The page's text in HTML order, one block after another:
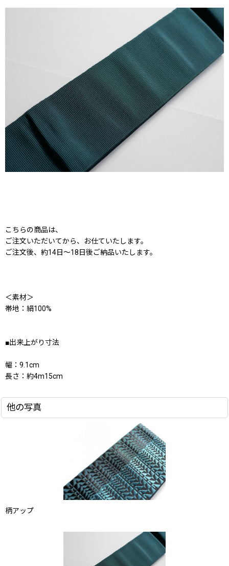
こちらの商品は、
ご注文いただいてから、お仕ていたします。
ご注文後、約14日〜18日後ご納品いたします。
＜素材＞
帯地：絹100%
■出来上がり寸法
幅：9.1cm
長さ：約4m15cm
他の写真
柄アップ